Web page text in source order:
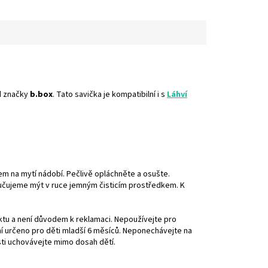
značky b.box. Tato savička je kompatibilní i s Láhví
na mytí nádobí. Pečlivě opláchněte a osušte.
mýt v ruce jemným čisticím prostředkem. K
a není důvodem k reklamaci. Nepoužívejte pro
pro děti mladší 6 měsíců. Neponechávejte na
uchovávejte mimo dosah dětí.